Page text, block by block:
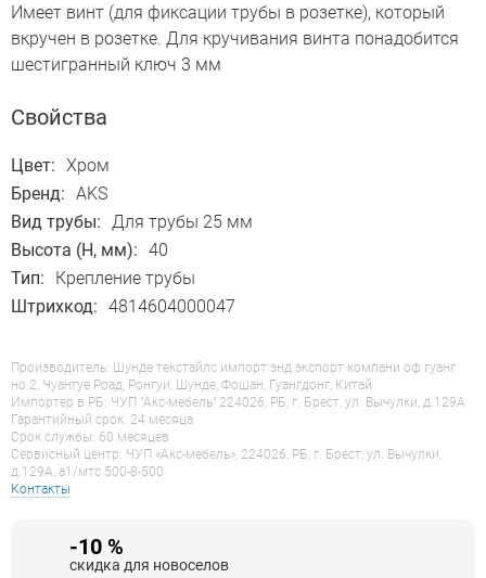
Имеет винт (для фиксации трубы в розетке), который
вкручен в розетке. Для кручивания винта понадобится
шестигранный ключ 3 мм
Свойства
Цвет: Хром
Бренд: AKS
Вид трубы: Для трубы 25 мм
Высота (H, мм): 40
Тип:
Крепление трубы
Штрихкод: 4814604000047
Производитель: Шунде текстайлс импорт энд экспорт компани оф гуанг
но.2, Чуангуе Роад, Ронгуи, Шунде, Фошан, Гуангдонг, Китай
Импортер в РБ: ЧУП "Акс-мебель" 224026, РБ, г. Брест, ул. Вычулки, д.129А
Гарантийный срок: 24 месяца
Срок службы: 60 месяцев
Сервисный центр: ЧУП «Акс-мебель», 224026, РБ, г. Брест, ул. Вычулки,
д.129А, a1/мтс 500-8-500
Контакты
-10 %
скидка для новоселов